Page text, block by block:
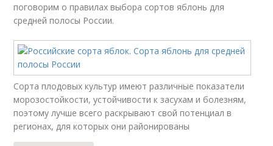
поговорим о правилах выбора сортов яблонь для
средней полосы России.
Сорта плодовых культур имеют различные показатели
морозостойкости, устойчивости к засухам и болезням,
поэтому лучше всего раскрывают свой потенциал в
регионах, для которых они районированы